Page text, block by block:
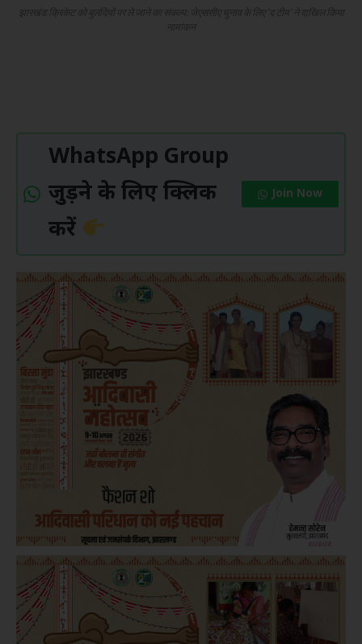
झारखंड क्रिकेट को बुलंदियों पर ले जाने का संकल्प: जेएससीए चुनाव के लिए ‘द टीम’ ने दाखिल किया
WhatsApp Group
जुड़ने के लिए क्लिक
करें
Join Now